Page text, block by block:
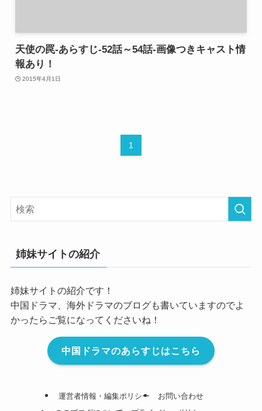
天使の罠-あらすじ-52話～54話-画像つきキャスト情
報あり！
2015年4月1日
1
姉妹サイトの紹介
姉妹サイトの紹介です！
中国ドラマ、海外ドラマのブログも書いていますのでよ
かったらご覧になってくださいね！
中国ドラマのあらすじはこちら
運営者情報・編集ポリシー
お問い合わせ